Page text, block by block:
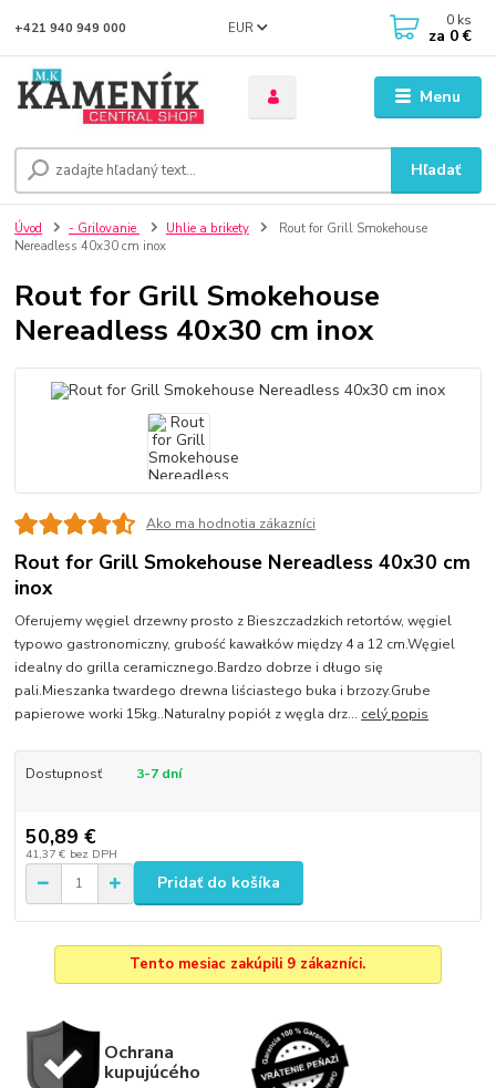
Menu
EUR
Hľadať
+421 940 949 000 0 ks
za 0 €
Úvod - Grilovanie Uhlie a brikety
Rout for Grill Smokehouse
Nereadless 40x30 cm inox
Rout for Grill Smokehouse
Nereadless 40x30 cm inox
Ako ma hodnotia zákazníci
Rout for Grill Smokehouse Nereadless 40x30 cm
inox
Oferujemy węgiel drzewny prosto z Bieszczadzkich retortów, węgiel
typowo gastronomiczny, grubość kawałków między 4 a 12 cm.Węgiel
idealny do grilla ceramicznego.Bardzo dobrze i długo się
pali.Mieszanka twardego drewna liściastego buka i brzozy.Grube
papierowe worki 15kg..Naturalny popiół z węgla drz... celý popis
Dostupnosť 3-7 dní
50,89 €
41,37 € bez DPH
Pridať do košíka
Tento mesiac zakúpili 9 zákazníci.
Ochrana
kupujúcého